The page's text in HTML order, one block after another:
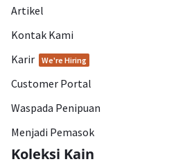
Artikel
Kontak Kami
Karir
We're Hiring
Customer Portal
Waspada Penipuan
Menjadi Pemasok
Koleksi Kain